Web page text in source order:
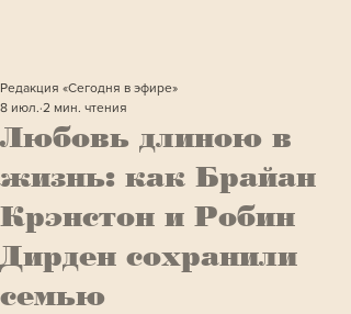
Любовь длиною в
жизнь: как Брайан
Крэнстон и Робин
Дирден сохранили
семью
Редакция «Сегодня в эфире»
8 июл. 2 мин. чтения